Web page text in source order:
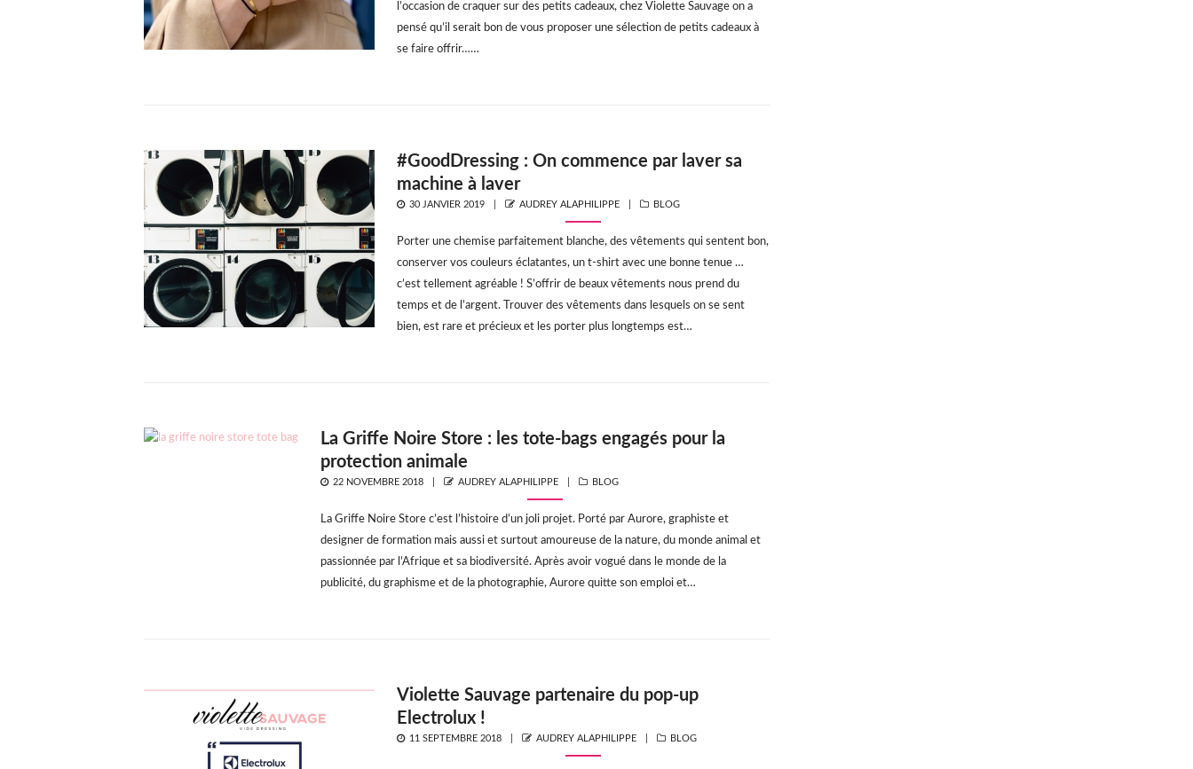
l’occasion de craquer sur des petits cadeaux, chez Violette Sauvage on a
pensé qu’il serait bon de vous proposer une sélection de petits cadeaux à
se faire offrir……
#GoodDressing : On commence par laver sa
machine à laver
POSTED
30 JANVIER 2019 AUTHOR
AUDREY ALAPHILIPPE CATEGORIES
BLOG
Porter une chemise parfaitement blanche, des vêtements qui sentent bon,
conserver vos couleurs éclatantes, un t-shirt avec une bonne tenue …
c’est tellement agréable ! S’offrir de beaux vêtements nous prend du
temps et de l’argent. Trouver des vêtements dans lesquels on se sent
bien, est rare et précieux et les porter​ plus longtemps est…
La Griffe Noire Store : les tote-bags engagés pour la
protection animale
POSTED
22 NOVEMBRE 2018 AUTHOR
AUDREY ALAPHILIPPE CATEGORIES
BLOG
La Griffe Noire Store c’est l’histoire d’un joli projet. Porté par Aurore, graphiste et
designer de formation mais aussi et surtout amoureuse de la nature, du monde animal et
passionnée par l’Afrique et sa biodiversité. Après avoir vogué dans le monde de la
publicité, du graphisme et de la photographie, Aurore quitte son emploi et…
Violette Sauvage partenaire du pop-up
Electrolux !
POSTED
11 SEPTEMBRE 2018 AUTHOR
AUDREY ALAPHILIPPE CATEGORIES
BLOG